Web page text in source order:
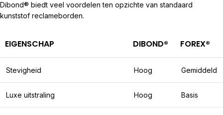
Dibond® biedt veel voordelen ten opzichte van standaard
kunststof reclameborden.
EIGENSCHAP DIBOND® FOREX®
Stevigheid Hoog Gemiddeld
Luxe uitstraling Hoog Basis